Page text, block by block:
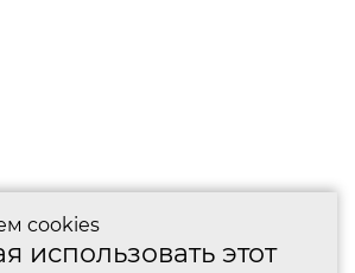
cookies
использовать этот